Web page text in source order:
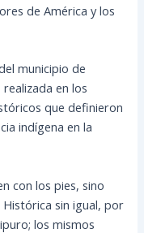
de América y los
municipio de
en los
que definieron
indígena en la
con los pies, sino
sin igual, por
los mismos